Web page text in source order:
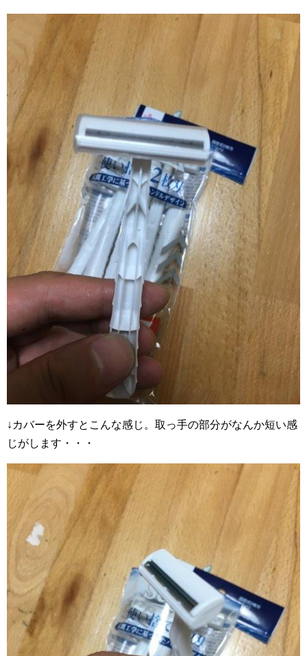
↓カバーを外すとこんな感じ。取っ手の部分がなんか短い感
じがします・・・